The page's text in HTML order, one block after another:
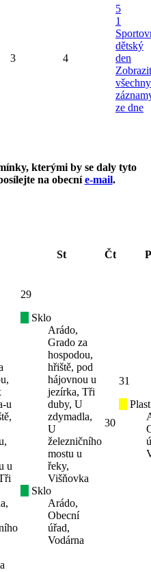
3 4
5
1
dětský
den
Zobrazit
všechny
ze dne
kterými by se daly tyto
na obecníe-mail.
St Čt
u
u
29
Sklo
Arádo,
Grado za
hospodou,
hřiště, pod
hájovnou u
jezírka, Tři
duby, U
zdymadla,
U
železničního
mostu u
řeky,
Višňovka
Sklo
Arádo,
Obecní
úřad,
Vodárna
30
31
Plast